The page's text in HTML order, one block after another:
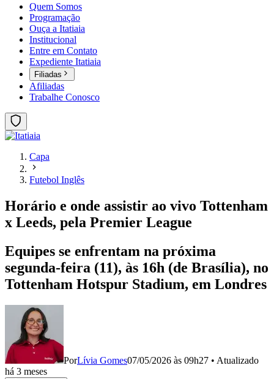
Quem Somos
Programação
Ouça a Itatiaia
Institucional
Entre em Contato
Expediente Itatiaia
Filiadas
Afiliadas
Trabalhe Conosco
Capa
Futebol Inglês
Horário e onde assistir ao vivo Tottenham
x Leeds, pela Premier League
Equipes se enfrentam na próxima
segunda-feira (11), às 16h (de Brasília), no
Tottenham Hotspur Stadium, em Londres
PorLívia Gomes07/05/2026 às 09h27 • Atualizado
há 3 meses